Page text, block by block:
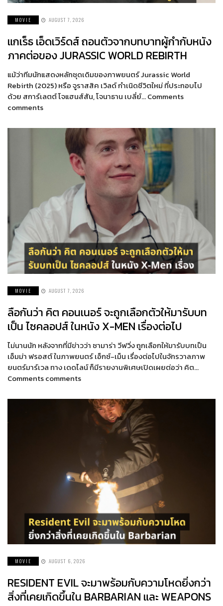
MOVIE AUGUST 7, 2026
แกเร็ธ เอ็ดเวิร์ดส์ ถอนตัวจากบทบาทผู้กำกับหนัง
ภาคต่อของ JURASSIC WORLD REBIRTH
แม้ว่าทีมนักแสดงหลักชุดเดิมของภาพยนตร์ Jurassic World
Rebirth (2025) หรือ จูราสสิค เวิลด์ กำเนิดชีวิตใหม่ ที่ประกอบไป
ด้วย สการ์เลตต์ โจแฮนส์สัน, โจนาธาน เบลี่ย์… Comments
comments
MOVIE AUGUST 7, 2026
ลือกันว่า คิต คอนเนอร์ จะถูกเลือกตัวให้มารับบท
เป็น ไซคลอปส์ ในหนัง X-MEN เรื่องต่อไป
ไม่นานนัก หลังจากที่มีข่าวว่า ซามาร่า วีฟวิ่ง ถูกเลือกให้มารับบทเป็น
เอ็มม่า ฟรอสต์ ในภาพยนตร์ เอ็กซ์-เม็น เรื่องต่อไปในจักรวาลภาพ
ยนตร์มาร์เวล ทาง เดดไลน์ ก็มีรายงานพิเศษเปิดเผยต่อว่า คิต…
Comments comments
MOVIE AUGUST 6, 2026
RESIDENT EVIL จะมาพร้อมกับความโหดยิ่งกว่า
สิ่งที่เคยเกิดขึ้นใน BARBARIAN และ WEAPONS